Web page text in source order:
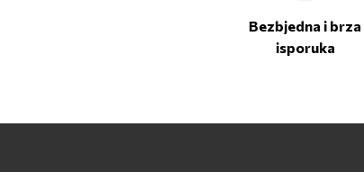
Bezbjedna i brza
isporuka